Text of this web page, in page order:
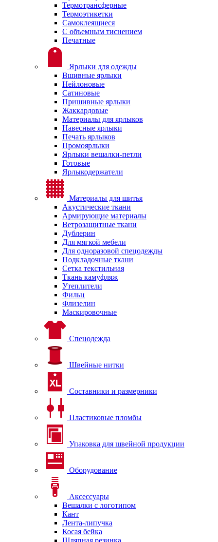
Термотрансферные
Термоэтикетки
Самоклеящиеся
С объемным тиснением
Печатные
Ярлыки для одежды
Вшивные ярлыки
Нейлоновые
Сатиновые
Пришивные ярлыки
Жаккардовые
Материалы для ярлыков
Навесные ярлыки
Печать ярлыков
Промоярлыки
Ярлыки вешалки-петли
Готовые
Ярлыкодержатели
Материалы для шитья
Акустические ткани
Армирующие материалы
Ветрозащитные ткани
Дублерин
Для мягкой мебели
Для одноразовой спецодежды
Подкладочные ткани
Сетка текстильная
Ткань камуфляж
Утеплители
Фильц
Флизелин
Маскировочные
Спецодежда
Швейные нитки
Составники и размерники
Пластиковые пломбы
Упаковка для швейной продукции
Оборудование
Аксессуары
Вешалки с логотипом
Кант
Лента-липучка
Косая бейка
Шляпная резинка